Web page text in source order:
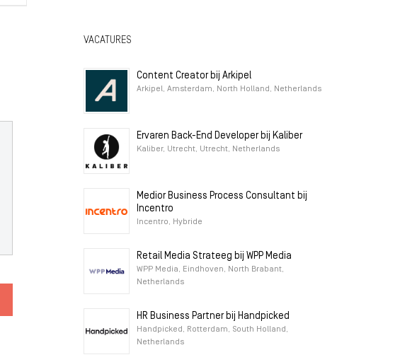
VACATURES
Content Creator bij Arkipel
Arkipel, Amsterdam, North Holland, Netherlands
Ervaren Back-End Developer bij Kaliber
Kaliber, Utrecht, Utrecht, Netherlands
Medior Business Process Consultant bij
Incentro
Incentro, Hybride
Retail Media Strateeg bij WPP Media
WPP Media, Eindhoven, North Brabant,
Netherlands
HR Business Partner bij Handpicked
Handpicked, Rotterdam, South Holland,
Netherlands